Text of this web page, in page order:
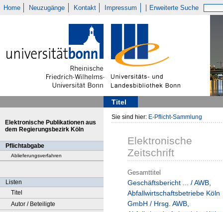
Home Neuzugänge Kontakt Impressum Erweiterte Suche
Titel
Elektronische Publikationen aus
dem Regierungsbezirk Köln
Pflichtabgabe
Ablieferungsverfahren
Listen
Titel
Autor / Beteiligte
Sie sind hier: E-Pflicht-Sammlung
Elektronische
Zeitschrift
Gesamttitel
Geschäftsbericht ... / AWB,
Abfallwirtschaftsbetriebe Köln
GmbH / Hrsg. AWB,